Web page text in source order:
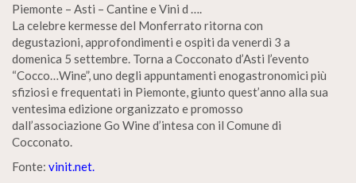
Piemonte – Asti – Cantine e Vini d ….
La celebre kermesse del Monferrato ritorna con
degustazioni, approfondimenti e ospiti da venerdì 3 a
domenica 5 settembre. Torna a Cocconato d’Asti l’evento
“Cocco…Wine”, uno degli appuntamenti enogastronomici più
sfiziosi e frequentati in Piemonte, giunto quest’anno alla sua
ventesima edizione organizzato e promosso
dall’associazione Go Wine d’intesa con il Comune di
Cocconato.
Fonte: vinit.net.